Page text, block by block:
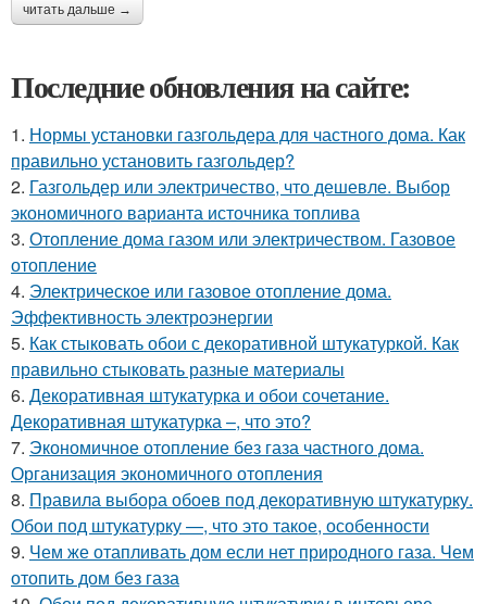
читать дальше →
Последние обновления на сайте:
1. Нормы установки газгольдера для частного дома. Как
правильно установить газгольдер?
2. Газгольдер или электричество, что дешевле. Выбор
экономичного варианта источника топлива
3. Отопление дома газом или электричеством. Газовое
отопление
4. Электрическое или газовое отопление дома.
Эффективность электроэнергии
5. Как стыковать обои с декоративной штукатуркой. Как
правильно стыковать разные материалы
6. Декоративная штукатурка и обои сочетание.
Декоративная штукатурка –, что это?
7. Экономичное отопление без газа частного дома.
Организация экономичного отопления
8. Правила выбора обоев под декоративную штукатурку.
Обои под штукатурку —, что это такое, особенности
9. Чем же отапливать дом если нет природного газа. Чем
отопить дом без газа